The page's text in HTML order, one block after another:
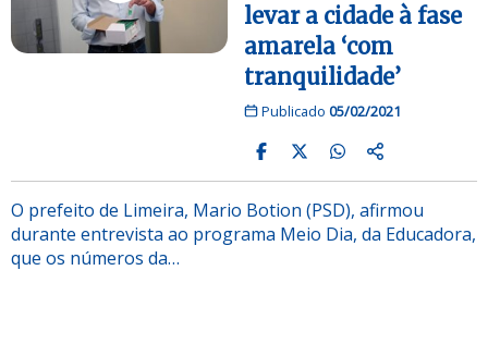
levar a cidade à fase
amarela ‘com
tranquilidade’
Publicado 05/02/2021
O prefeito de Limeira, Mario Botion (PSD), afirmou
durante entrevista ao programa Meio Dia, da Educadora,
que os números da…